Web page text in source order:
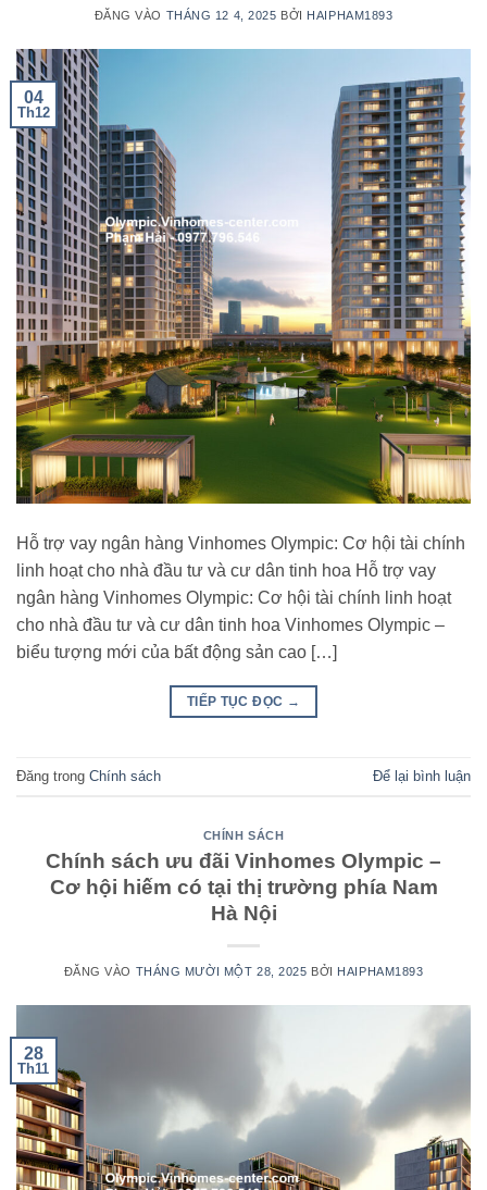
ĐĂNG VÀO THÁNG 12 4, 2025 BỞI HAIPHAM1893
04
Th12
Hỗ trợ vay ngân hàng Vinhomes Olympic: Cơ hội tài chính
linh hoạt cho nhà đầu tư và cư dân tinh hoa Hỗ trợ vay
ngân hàng Vinhomes Olympic: Cơ hội tài chính linh hoạt
cho nhà đầu tư và cư dân tinh hoa Vinhomes Olympic –
biểu tượng mới của bất động sản cao […]
TIẾP TỤC ĐỌC →
Đăng trong Chính sách Để lại bình luận
CHÍNH SÁCH
Chính sách ưu đãi Vinhomes Olympic –
Cơ hội hiếm có tại thị trường phía Nam
Hà Nội
ĐĂNG VÀO THÁNG MƯỜI MỘT 28, 2025 BỞI HAIPHAM1893
28
Th11